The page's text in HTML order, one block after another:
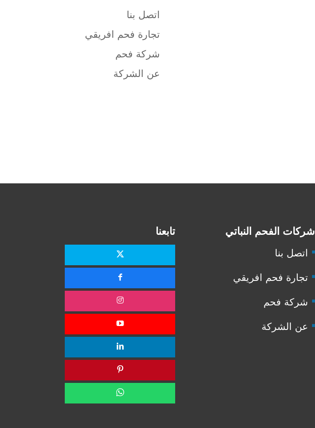
اتصل بنا
تجارة فحم افريقي
شركة فحم
عن الشركة
شركات الفحم النباتي
اتصل بنا
تجارة فحم افريقي
شركة فحم
عن الشركة
تابعنا